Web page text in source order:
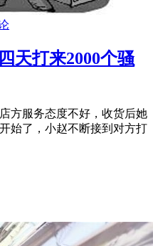
天打来2000个骚
方服务态度不好，收货后她
始了，小赵不断接到对方打